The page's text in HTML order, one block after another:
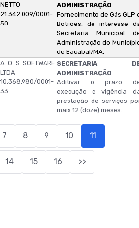
NETTO
21.342.009/0001-
50
ADMINISTRAÇÃO
Fornecimento de Gás GLP
Botijões, de interesse
Secretaria Municipal
Administração do
de Bacabal/MA.
A. O. S. SOFTWARE
LTDA
10.368.980/0001-
33
SECRETARIA
ADMINISTRAÇÃO
Aditivar o prazo
execução e vigência
prestação de serviços
mais 12 (doze) meses.
7 8 9 10 11
14 15 16 >>